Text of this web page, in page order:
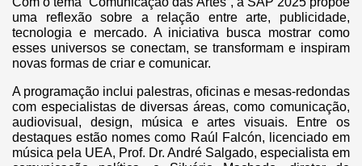
uma reflexão sobre a relação entre arte, publicidade,
tecnologia e mercado. A iniciativa busca mostrar como
esses universos se conectam, se transformam e inspiram
novas formas de criar e comunicar.
A programação inclui palestras, oficinas e mesas-redondas
com especialistas de diversas áreas, como comunicação,
audiovisual, design, música e artes visuais. Entre os
destaques estão nomes como Raúl Falcón, licenciado em
música pela UEA, Prof. Dr. André Salgado, especialista em